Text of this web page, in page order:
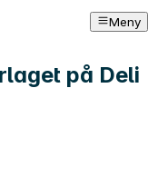
Meny
på Deli